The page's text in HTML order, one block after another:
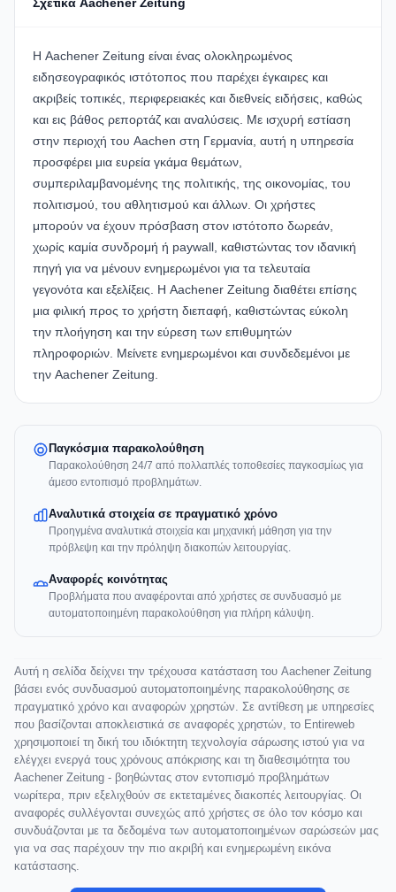
Σχετικά Aachener Zeitung
Η Aachener Zeitung είναι ένας ολοκληρωμένος
ειδησεογραφικός ιστότοπος που παρέχει έγκαιρες και
ακριβείς τοπικές, περιφερειακές και διεθνείς ειδήσεις, καθώς
και εις βάθος ρεπορτάζ και αναλύσεις. Με ισχυρή εστίαση
στην περιοχή του Aachen στη Γερμανία, αυτή η υπηρεσία
προσφέρει μια ευρεία γκάμα θεμάτων,
συμπεριλαμβανομένης της πολιτικής, της οικονομίας, του
πολιτισμού, του αθλητισμού και άλλων. Οι χρήστες
μπορούν να έχουν πρόσβαση στον ιστότοπο δωρεάν,
χωρίς καμία συνδρομή ή paywall, καθιστώντας τον ιδανική
πηγή για να μένουν ενημερωμένοι για τα τελευταία
γεγονότα και εξελίξεις. Η Aachener Zeitung διαθέτει επίσης
μια φιλική προς το χρήστη διεπαφή, καθιστώντας εύκολη
την πλοήγηση και την εύρεση των επιθυμητών
πληροφοριών. Μείνετε ενημερωμένοι και συνδεδεμένοι με
την Aachener Zeitung.
Παγκόσμια παρακολούθηση
Παρακολούθηση 24/7 από πολλαπλές τοποθεσίες παγκοσμίως για
άμεσο εντοπισμό προβλημάτων.
Αναλυτικά στοιχεία σε πραγματικό χρόνο
Προηγμένα αναλυτικά στοιχεία και μηχανική μάθηση για την
πρόβλεψη και την πρόληψη διακοπών λειτουργίας.
Αναφορές κοινότητας
Προβλήματα που αναφέρονται από χρήστες σε συνδυασμό με
αυτοματοποιημένη παρακολούθηση για πλήρη κάλυψη.
Αυτή η σελίδα δείχνει την τρέχουσα κατάσταση του Aachener Zeitung
βάσει ενός συνδυασμού αυτοματοποιημένης παρακολούθησης σε
πραγματικό χρόνο και αναφορών χρηστών. Σε αντίθεση με υπηρεσίες
που βασίζονται αποκλειστικά σε αναφορές χρηστών, το Entireweb
χρησιμοποιεί τη δική του ιδιόκτητη τεχνολογία σάρωσης ιστού για να
ελέγχει ενεργά τους χρόνους απόκρισης και τη διαθεσιμότητα του
Aachener Zeitung - βοηθώντας στον εντοπισμό προβλημάτων
νωρίτερα, πριν εξελιχθούν σε εκτεταμένες διακοπές λειτουργίας. Οι
αναφορές συλλέγονται συνεχώς από χρήστες σε όλο τον κόσμο και
συνδυάζονται με τα δεδομένα των αυτοματοποιημένων σαρώσεών μας
για να σας παρέχουν την πιο ακριβή και ενημερωμένη εικόνα
κατάστασης.